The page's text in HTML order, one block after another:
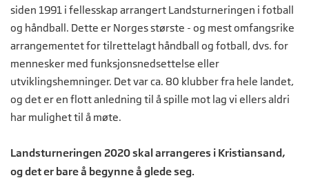
siden 1991 i fellesskap arrangert Landsturneringen i fotball
og håndball. Dette er Norges største - og mest omfangsrike
arrangementet for tilrettelagt håndball og fotball, dvs. for
mennesker med funksjonsnedsettelse eller
utviklingshemninger. Det var ca. 80 klubber fra hele landet,
og det er en flott anledning til å spille mot lag vi ellers aldri
har mulighet til å møte.
Landsturneringen 2020 skal arrangeres i Kristiansand,
og det er bare å begynne å glede seg.